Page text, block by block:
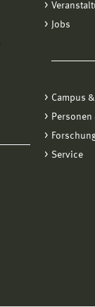
Jobs
Campus
Personen
Service